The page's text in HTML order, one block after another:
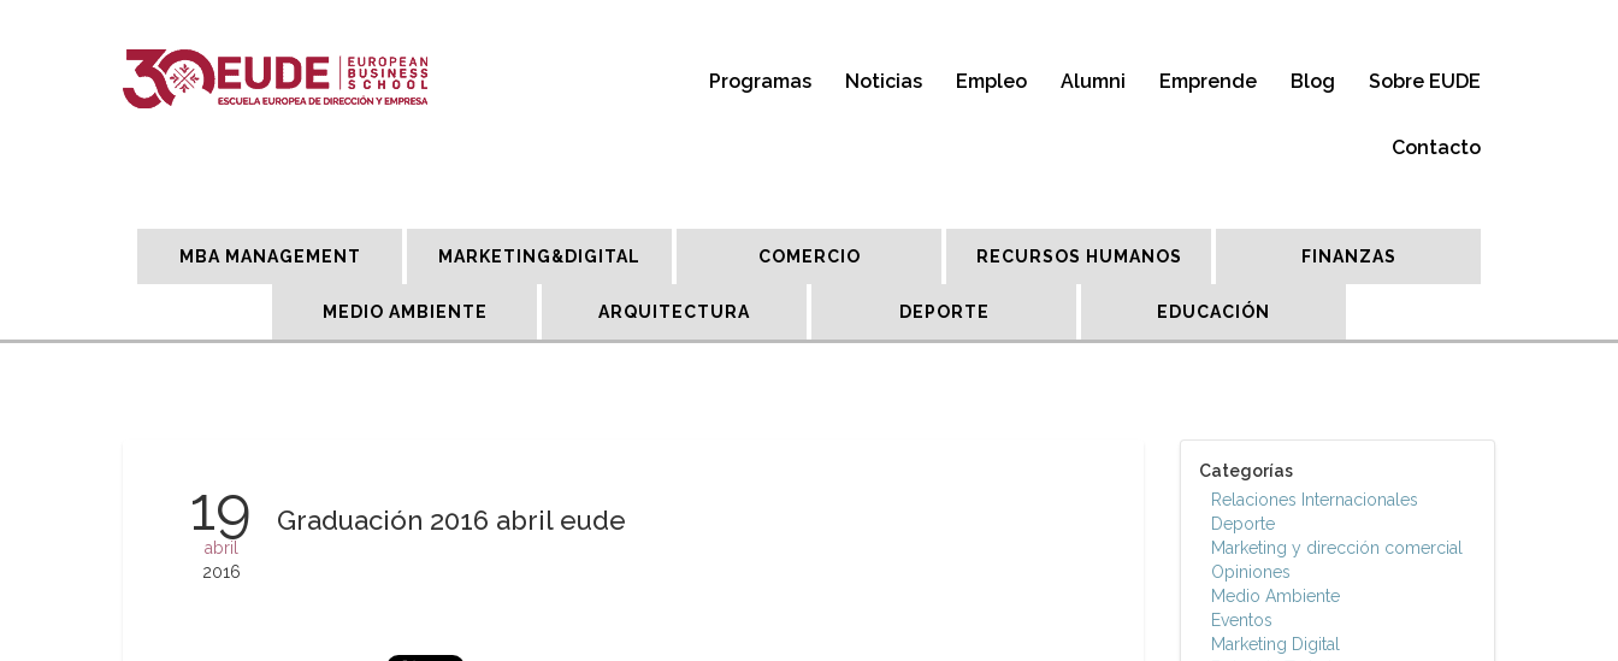
Programas Noticias Empleo Alumni Emprende Blog Sobre EUDE
Contacto
MBA MANAGEMENT MARKETING&DIGITAL COMERCIO RECURSOS HUMANOS FINANZAS
MEDIO AMBIENTE ARQUITECTURA DEPORTE EDUCACIÓN
19
abril
2016
Graduación 2016 abril eude
Categorías
Relaciones Internacionales
Deporte
Marketing y dirección comercial
Opiniones
Medio Ambiente
Eventos
Marketing Digital